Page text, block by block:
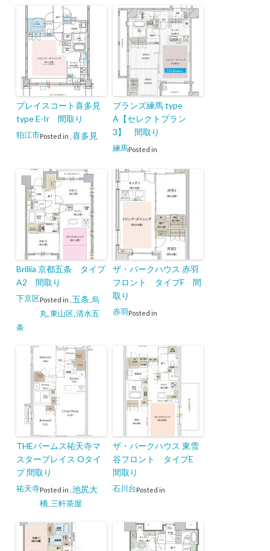
プレイスコート喜多見
type E-Ir 間取り
Posted in
狛江市 喜多見
ブランズ練馬 type
A【セレクトプラン
3】 間取り
Posted in
練馬
Brillia 京都五条 タイプ
A2 間取り
Posted in
下京区 五条 烏
丸, 東山区 清水五
条
ザ・パークハウス 赤羽
フロント タイプF 間
取り
Posted in
赤羽
THEパームス祐天寺マ
スタープレイス Oタイ
プ 間取り
Posted in
祐天寺
池尻大
橋, 三軒茶屋
ザ・パークハウス 東雪
谷フロント タイプE
間取り
Posted in
石川台